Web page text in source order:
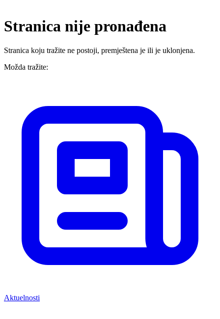
Stranica nije pronađena
Stranica koju tražite ne postoji, premještena je ili je uklonjena.
Možda tražite:
Aktuelnosti